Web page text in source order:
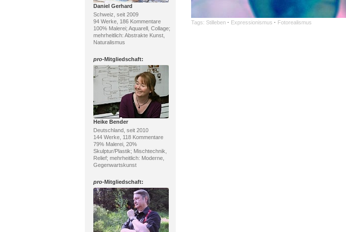
Daniel Gerhard
Schweiz, seit 2009
94 Werke, 186 Kommentare
100% Malerei; Aquarell, Collage;
mehrheitlich: Abstrakte Kunst,
Naturalismus
pro-Mitgliedschaft:
Heike Bender
Deutschland, seit 2010
144 Werke, 118 Kommentare
79% Malerei, 20%
Skulptur/Plastik; Mischtechnik,
Relief; mehrheitlich: Moderne,
Gegenwartskunst
pro-Mitgliedschaft:
Tags: Stilleben · Expressionismus · Fotorealismus